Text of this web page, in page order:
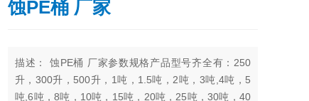
蚀PE桶 厂家
描述： 蚀PE桶 厂家参数规格产品型号齐全有：250
升，300升，500升，1吨，1.5吨，2吨，3吨,4吨，5
吨,6吨，8吨，10吨，15吨，20吨，25吨，30吨，40